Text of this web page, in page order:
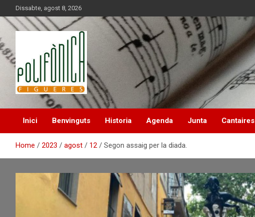
to
content
Dissabte, agost 8, 2026
Inici Benvinguts Historia Agenda Junta Cantaires
Home 2023 agost 12 Segon assaig per la diada.